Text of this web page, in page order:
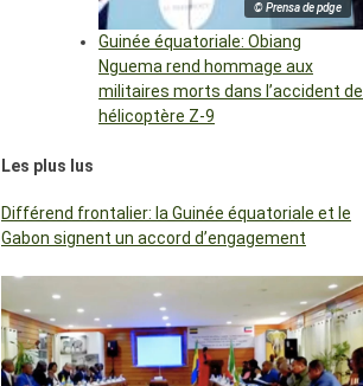
© Prensa de pdge
Guinée équatoriale: Obiang
Nguema rend hommage aux
militaires morts dans l’accident de
hélicoptère Z-9
Les plus lus
Différend frontalier: la Guinée équatoriale et le
Gabon signent un accord d’engagement